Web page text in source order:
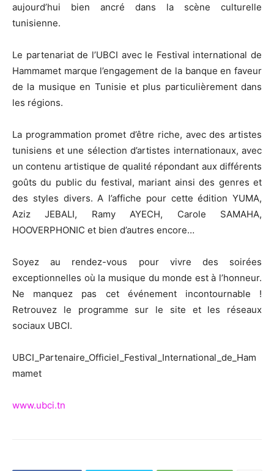
aujourd’hui bien ancré dans la scène culturelle
tunisienne.
Le partenariat de l’UBCI avec le Festival international de
Hammamet marque l’engagement de la banque en faveur
de la musique en Tunisie et plus particulièrement dans
les régions.
La programmation promet d’être riche, avec des artistes
tunisiens et une sélection d’artistes internationaux, avec
un contenu artistique de qualité répondant aux différents
goûts du public du festival, mariant ainsi des genres et
des styles divers. A l’affiche pour cette édition YUMA,
Aziz JEBALI, Ramy AYECH, Carole SAMAHA,
HOOVERPHONIC et bien d’autres encore…
Soyez au rendez-vous pour vivre des soirées
exceptionnelles où la musique du monde est à l’honneur.
Ne manquez pas cet événement incontournable !
Retrouvez le programme sur le site et les réseaux
sociaux UBCI.
UBCI_Partenaire_Officiel_Festival_International_de_Ham
mamet
www.ubci.tn